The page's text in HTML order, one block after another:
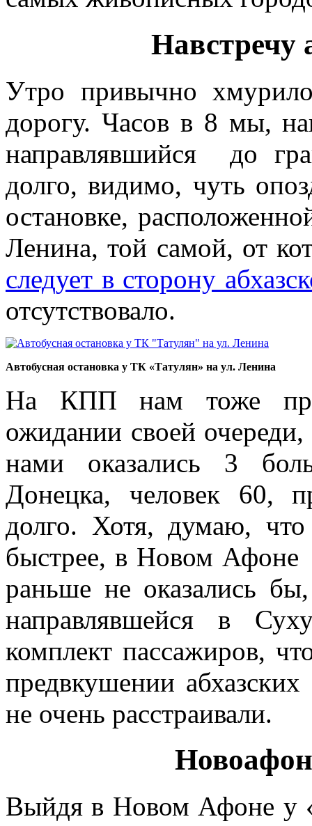
Навстречу
Утро привычно
дорогу. Часов в 8 мы,
направлявшийся до
долго, видимо, чуть
остановке,
Ленина, той самой, от
следует в сторону
отсутствовало.
Автобусная остановка у ТК «Татулян» на ул. Ленина
На КПП нам тоже
ожидании своей очереди,
нами оказались 3
Донецка, человек 60,
долго. Хотя, думаю,
быстрее, в Новом
раньше не оказались
направлявшейся в
комплект пассажиров,
предвкушении
не очень расстраивали.
Выйдя в Новом Афоне у